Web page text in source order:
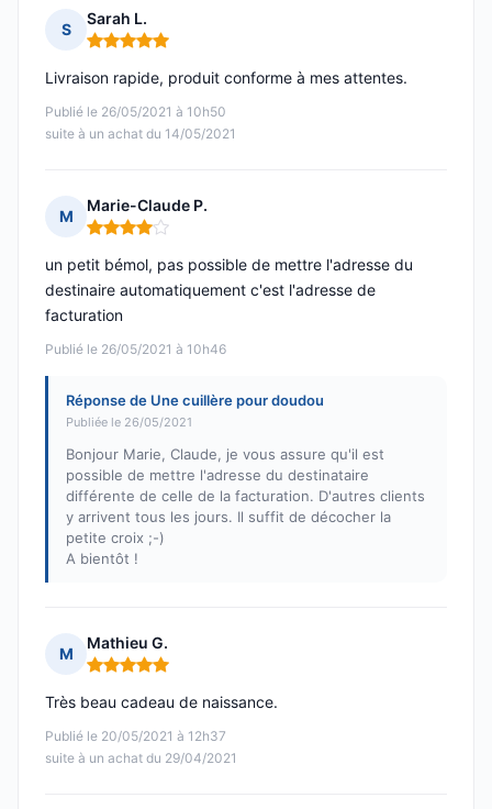
S
Sarah L.
Note : 5 sur 5
Publié le 26/05/2021 à 10h50
suite à un achat du 14/05/2021
Livraison rapide, produit conforme à mes attentes.
M
Marie-Claude P.
Note : 4 sur 5
Publié le 26/05/2021 à 10h46
un petit bémol, pas possible de mettre l'adresse du
destinaire automatiquement c'est l'adresse de
facturation
Réponse de Une cuillère pour doudou
Publiée le 26/05/2021
Bonjour Marie, Claude, je vous assure qu'il est
possible de mettre l'adresse du destinataire
différente de celle de la facturation. D'autres clients
y arrivent tous les jours. Il suffit de décocher la
petite croix ;-)
A bientôt !
M
Mathieu G.
Note : 5 sur 5
Publié le 20/05/2021 à 12h37
suite à un achat du 29/04/2021
Très beau cadeau de naissance.